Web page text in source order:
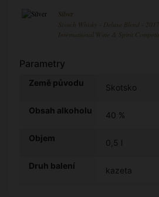
Silver
Scotch Whisky - Deluxe Blend - 2017
International Wine & Spirit
Parametry
Země původu Skotsko
Obsah alkoholu 40 %
Objem 0,5 l
Druh balení kazeta